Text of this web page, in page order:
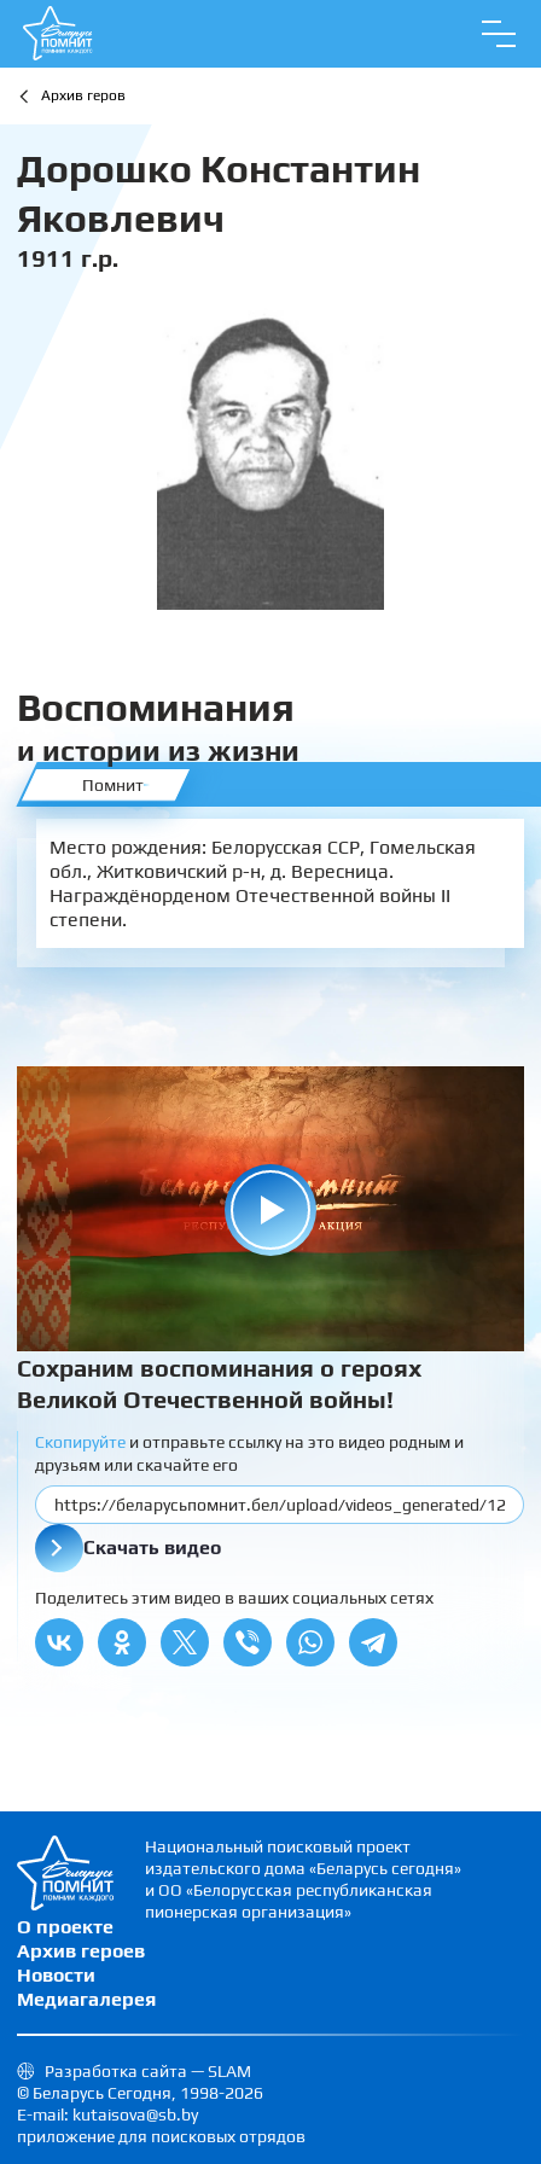
Архив геров
Дорошко Константин
Яковлевич
1911 г.р.
Воспоминания
и истории из жизни
Помнит
Место рождения: Белорусская ССР, Гомельская
обл., Житковичский р-н, д. Вересница.
Награждёнорденом Отечественной войны II
степени.
Сохраним воспоминания о героях
Великой Отечественной войны!
Скопируйтеи отправьте ссылку на это видео родным и
друзьям или скачайте его
Скачать видео
Поделитесь этим видео в ваших социальных сетях
О проекте
Архив героев
Новости
Медиагалерея
Национальный поисковый проект
издательского дома «Беларусь сегодня»
и ОО «Белорусская республиканская
пионерская организация»
Разработка сайта — SLAM
© Беларусь Сегодня, 1998-2026
E-mail: kutaisova@sb.by
приложение для поисковых отрядов